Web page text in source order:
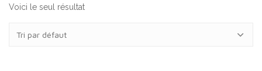
Voici le seul résultat